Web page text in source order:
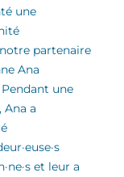
une
partenaire
Ana
Pendant une
Ana a
et leur a